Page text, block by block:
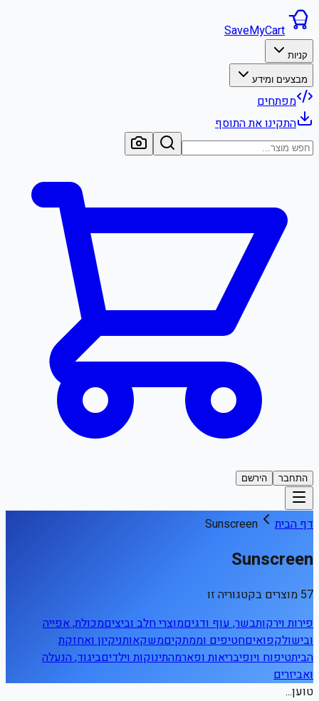
SaveMyCart
קניות
מבצעים ומידע
מפתחים
התקינו את התוסף
התחבר הירשם
דף הבית Sunscreen
Sunscreen
57 מוצרים בקטגוריה זו
פירות וירקותבשר, עוף ודגיםמוצרי חלב וביציםמכולת, אפייה
ובישולקפואיםחטיפים וממתקיםמשקאותניקיון ואחזקת
הביתטיפוח ויופיבריאות ופארמהתינוקות וילדיםביגוד, הנעלה
ואביזרים
טוען...